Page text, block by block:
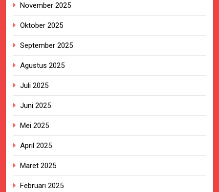
November 2025
Oktober 2025
September 2025
Agustus 2025
Juli 2025
Juni 2025
Mei 2025
April 2025
Maret 2025
Februari 2025